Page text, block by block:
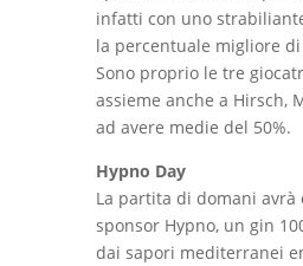
infatti con uno
la percentuale migliore di
Sono proprio le tre
assieme anche a Hirsch,
ad avere medie del 50%.
Hypno Day
La partita di domani avrà
sponsor Hypno, un gin
dai sapori mediterranei